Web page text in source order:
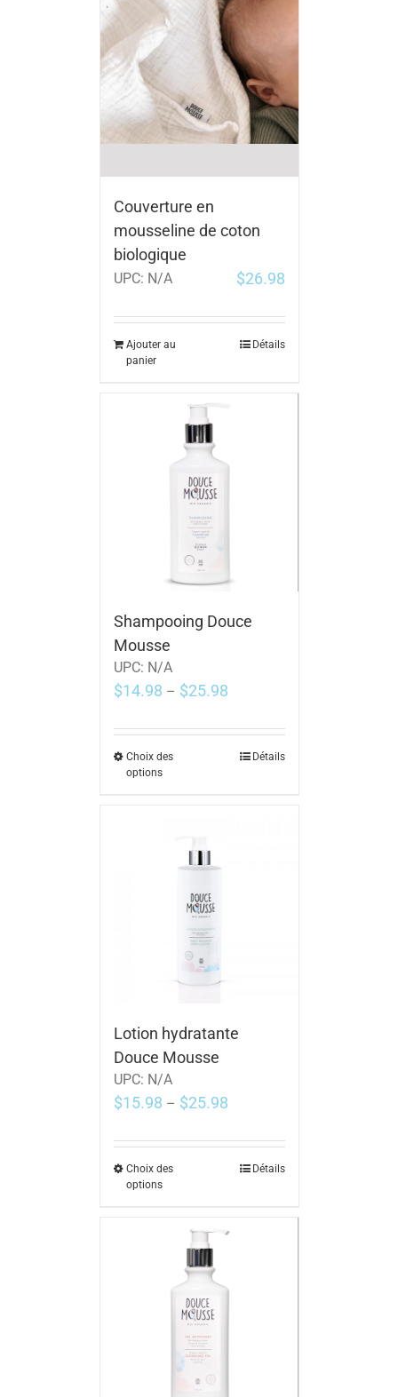
Couverture en
mousseline de coton
biologique
UPC: N/A $26.98
Ajouter au
panier
Détails
Shampooing Douce
Mousse
UPC: N/A
$14.98 – $25.98
Choix des
options
Détails
Lotion hydratante
Douce Mousse
UPC: N/A
$15.98 – $25.98
Choix des
options
Détails